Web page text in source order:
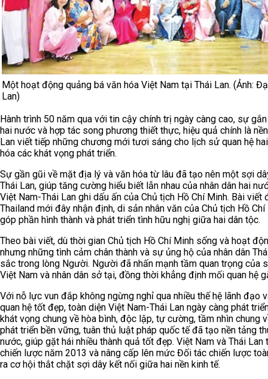
Một hoạt động quảng bá văn hóa Việt Nam tại Thái Lan. (Ảnh:
Lan)
Hành trình 50 năm qua với tin cậy chính trị ngày càng cao, sự
hai nước và hợp tác song phương thiết thực, hiệu quả chính là
Lan viết tiếp những chương mới tươi sáng cho lịch sử quan hệ
hóa các khát vọng phát triển.
Sự gần gũi về mặt địa lý và văn hóa từ lâu đã tạo nên một sợi
Thái Lan, giúp tăng cường hiểu biết lẫn nhau của nhân dân hai
Việt Nam-Thái Lan ghi dấu ấn của Chủ tịch Hồ Chí Minh. Bài viết
Thailand mới đây nhận định, di sản nhân văn của Chủ tịch Hồ
góp phần hình thành và phát triển tình hữu nghị giữa hai dân tộc.
Theo bài viết, dù thời gian Chủ tịch Hồ Chí Minh sống và hoạt
nhưng những tình cảm chân thành và sự ủng hộ của nhân dân
sắc trong lòng Người. Người đã nhấn mạnh tầm quan trọng của
Việt Nam và nhân dân sở tại, đồng thời khẳng định mối quan hệ
Với nỗ lực vun đắp không ngừng nghỉ qua nhiều thế hệ lãnh đạo
quan hệ tốt đẹp, toàn diện Việt Nam-Thái Lan ngày càng phát
khát vọng chung về hòa bình, độc lập, tự cường, tầm nhìn chung
phát triển bền vững, tuân thủ luật pháp quốc tế đã tạo nền tảng
nước, giúp gặt hái nhiều thành quả tốt đẹp. Việt Nam và Thái
chiến lược năm 2013 và nâng cấp lên mức Đối tác chiến lược
ra cơ hội thắt chặt sợi dây kết nối giữa hai nền kinh tế.